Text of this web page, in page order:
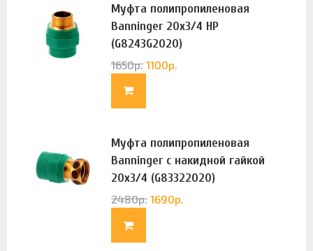
Муфта полипропиленовая
Banninger 20х3/4 НР
(G8243G2020)
1650р. 1100р.
Муфта полипропиленовая
Banninger с накидной гайкой
20х3/4 (G83322020)
2480р. 1690р.